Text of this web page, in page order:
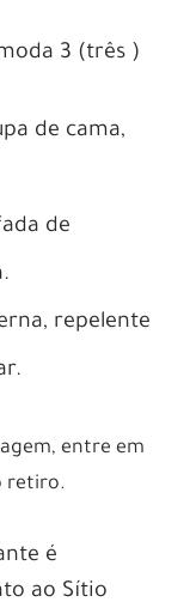
3 (três )
de cama,
de
repelente
entre em
retiro.
é
ao Sítio